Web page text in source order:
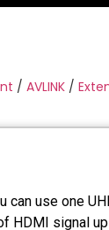
/ AVLINK /
can use one
HDMI signal